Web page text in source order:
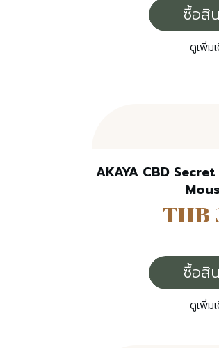
ซื้อสิ
ดูเพิ่ม
AKAYA CBD
THB
ซื้อสิ
ดูเพิ่ม